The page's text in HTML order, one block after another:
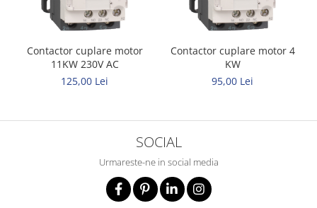
Contactor cuplare motor
11KW 230V AC
125,00 Lei
Contactor cuplare motor 4
KW
95,00 Lei
SOCIAL
Urmareste-ne in social media